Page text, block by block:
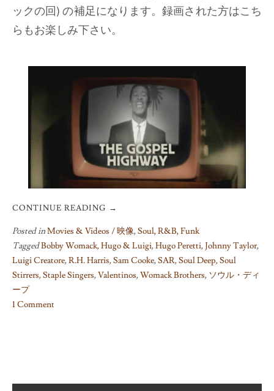
ックの回) の補足になります。録画された方はこち
らもお楽しみ下さい。
CONTINUE READING →
Posted inMovies & Videos / 映像,Soul, R&B, Funk
TaggedBobby Womack,Hugo & Luigi,Hugo Peretti,Johnny Taylor,
Luigi Creatore,R.H. Harris,Sam Cooke,SAR,Soul Deep,Soul
Stirrers,Staple Singers,Valentinos,Womack Brothers, ソウル・ディ
ープ
1 Comment